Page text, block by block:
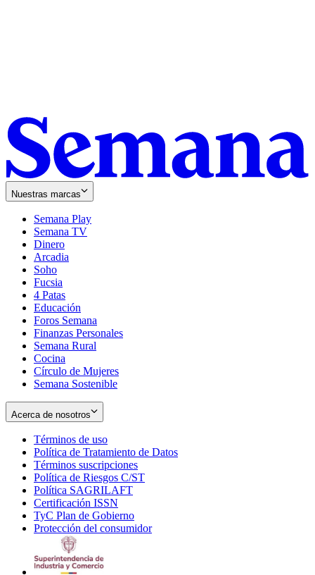
Nuestras marcas
Semana Play
Semana TV
Dinero
Arcadia
Soho
in
new
window
Fucsia
in
new
window
4 Patas
Educación
Foros Semana
Finanzas Personales
Semana Rural
Cocina
Círculo de Mujeres
Semana Sostenible
Acerca de nosotros
Términos de uso
in
new
window
Política de Tratamiento de Datos
Términos suscripciones
in
Política de Riesgos C/ST
Política SAGRILAFT
new
window
Certificación ISSN
in
new
TyC Plan de Gobierno
in
Protección del consumidorOpens